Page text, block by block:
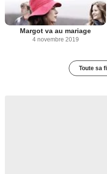
Margot va au mariage
4 novembre 2019
Toute sa